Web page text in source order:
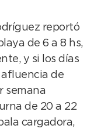
reportó
de 6 a 8 hs,
y si los días
afluencia de
semana
de 20 a 22
cargadora,